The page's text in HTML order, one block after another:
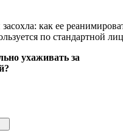
по стандартной
ухаживать за